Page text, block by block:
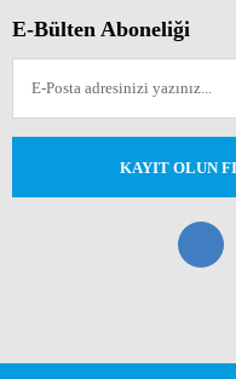
E-Bülten Aboneliği
KAYIT OLUN